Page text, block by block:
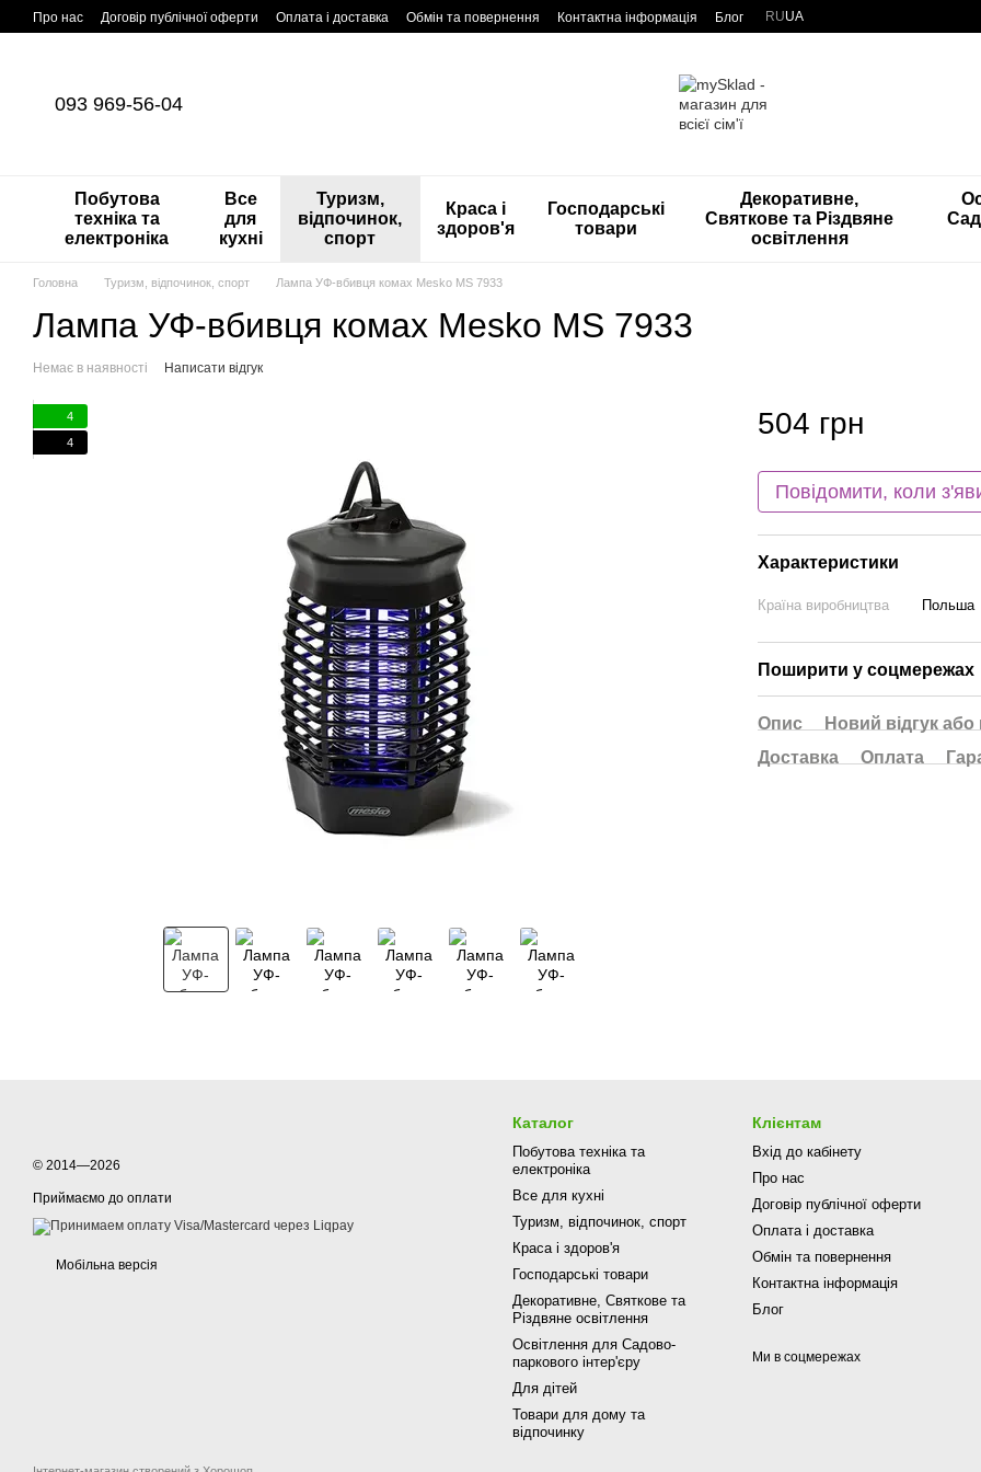
Перейти до основного контенту
Про нас Договір публічної оферти Оплата і доставка Обмін та повернення Контактна інформація Блог RUUA
093 969-56-04
Побутова
техніка та
електроніка
Все
для
кухні
Туризм,
відпочинок,
спорт
Краса і
здоров'я
Господарські
товари
Декоративне,
Святкове та Різдвяне
освітлення
Головна Туризм, відпочинок, спорт Лампа УФ-вбивця комах Mesko MS 7933
Лампа УФ-вбивця комах Mesko MS 7933
Немає в наявності Написати відгук
4
4
504 грн
Повідомити, коли
Характеристики
Країна виробництва Польша
Поширити у соцмережах
Опис
Новий відгук
Доставка
Оплата
© 2014—2026
Приймаємо до оплати
Мобільна версія
Каталог
Побутова техніка та
електроніка
Все для кухні
Туризм, відпочинок, спорт
Краса і здоров'я
Господарські товари
Декоративне, Святкове та
Різдвяне освітлення
Освітлення для Садово-
паркового інтер'єру
Для дітей
Товари для дому та
відпочинку
Клієнтам
Вхід до кабінету
Про нас
Договір публічної оферти
Оплата і доставка
Обмін та повернення
Контактна інформація
Блог
Ми в соцмережах